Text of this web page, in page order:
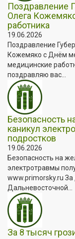
Поздравление
Олега
работника
19.06.2026
Поздравление
Кожемяко с Днём
медицинские
поздравляю вас...
Безопасность
каникул
подростков
19.06.2026
Безопасность на
электротравмы
www.primorsky.ru За
Дальневосточной...
За 8 тысяч